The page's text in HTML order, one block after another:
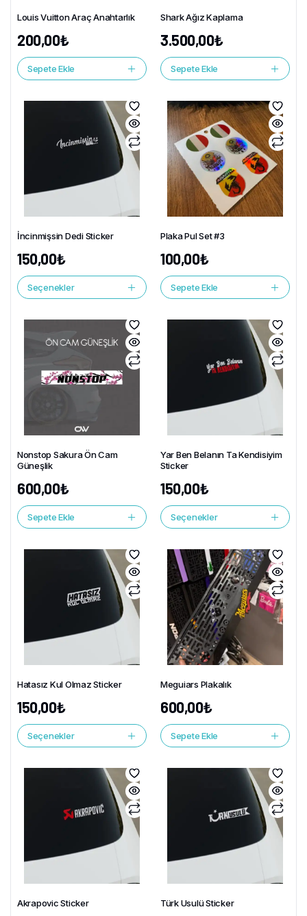
Louis Vuitton Araç Anahtarlık
200,00₺
Sepete Ekle
Shark Ağız Kaplama
3.500,00₺
Sepete Ekle
İncinmişsin Dedi Sticker
150,00₺
Seçenekler
Plaka Pul Set #3
100,00₺
Sepete Ekle
Nonstop Sakura Ön Cam
Güneşlik
600,00₺
Sepete Ekle
Yar Ben Belanın Ta Kendisiyim
Sticker
150,00₺
Seçenekler
Hatasız Kul Olmaz Sticker
150,00₺
Seçenekler
Meguiars Plakalık
600,00₺
Sepete Ekle
Akrapovic Sticker Türk Usulü Sticker